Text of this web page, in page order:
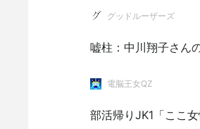
グッドルーザーズ
嘘柱：中川翔子さん
電脳王女QZ
部活帰りJK1「ここ